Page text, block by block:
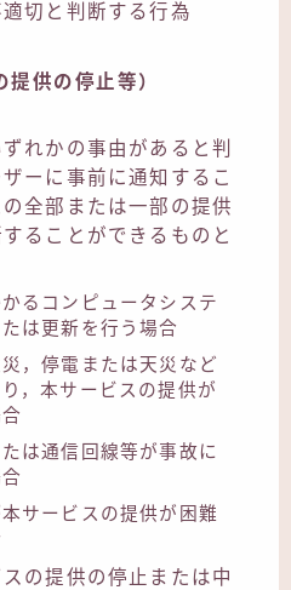
切と判断する行為
供の停止等）
れかの事由があると判
ーに事前に通知するこ
全部または一部の提供
ることができるものと
るコンピュータシステ
は更新を行う場合
，停電または天災など
，本サービスの提供が
は通信回線等が事故に
サービスの提供が困難
の提供の停止または中